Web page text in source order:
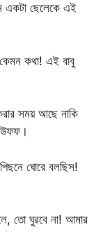
একটা ছেলেকে এই
কথা! এই বাবু
সময় আছে নাকি
উফফ।
ঘোরে বলছিস!
তো ঘুরবে না! আমার